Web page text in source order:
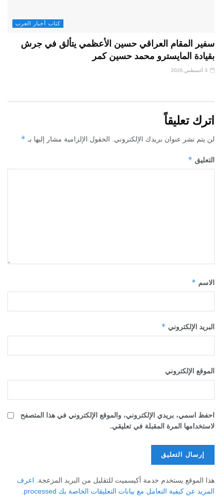
كتاب أخبار العرب
سفير المقام العراقي حسين الأعظمي يتألق في جرش
بقيادة المايسترو محمد حسين كمر
اترك تعليقاً
لن يتم نشر عنوان بريدك الإلكتروني. الحقول الإلزامية مشار إليها بـ *
التعليق *
الاسم *
البريد الإلكتروني *
الموقع الإلكتروني
احفظ اسمي، بريدي الإلكتروني، والموقع الإلكتروني في هذا المتصفح
لاستخدامها المرة المقبلة في تعليقي.
هذا الموقع يستخدم خدمة أكيسميت للتقليل من البريد المزعجة. اعرف
المزيد عن كيفية التعامل مع بيانات التعليقات الخاصة بك processed
.